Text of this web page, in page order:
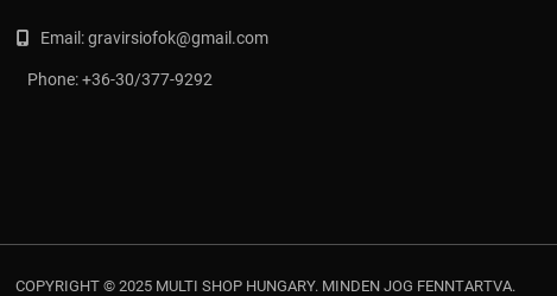
Email:gravirsiofok@gmail.com
Phone:+36-30/377-9292
COPYRIGHT © 2025 MULTI SHOP HUNGARY. MINDEN JOG FENNTARTVA.